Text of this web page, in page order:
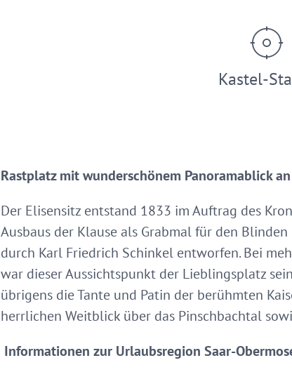
Kastel-
Rastplatz mit wunderschönem Panoramablick
Der Elisensitz entstand 1833 im Auftrag des
Ausbaus der Klause als Grabmal für den
durch Karl Friedrich Schinkel entworfen. Bei
war dieser Aussichtspunkt der Lieblingsplatz
übrigens die Tante und Patin der berühmten
herrlichen Weitblick über das Pinschbachtal
Informationen zur Urlaubsregion Saar-